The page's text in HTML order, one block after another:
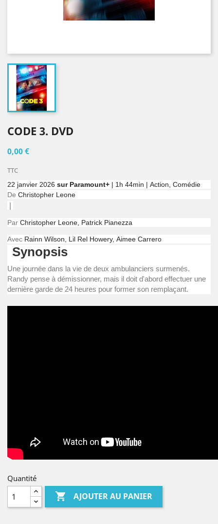
CODE 3. DVD
0,00 €
TTC
22 janvier 2026 sur Paramount+ | 1h 44min | Action, Comédie
De Christopher Leone
|
Par Christopher Leone, Patrick Pianezza
Avec Rainn Wilson, Lil Rel Howery, Aimee Carrero
Synopsis
Une journée dans la vie de deux ambulanciers surmenés.
Randy pense à démissionner, mais il doit d'abord effectuer une
dernière garde de 24 heures pour former son remplaçant.
Quantité
 AJOUTER AU PANIER